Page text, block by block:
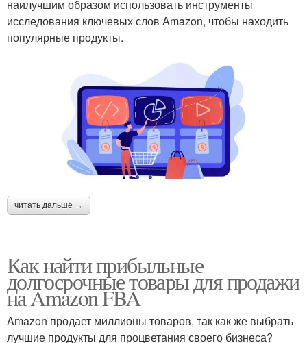
наилучшим образом использовать инструменты
исследования ключевых слов Amazon, чтобы находить
популярные продукты.
читать дальше →
Как найти прибыльные
долгосрочные товары для продажи
на Amazon FBA
Amazon продает миллионы товаров, так как же выбрать
лучшие продукты для процветания своего бизнеса?